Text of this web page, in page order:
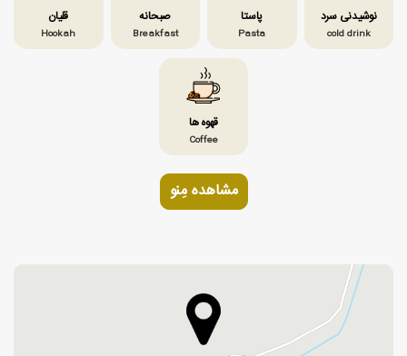
نوشیدنی سرد
cold drink
پاستا
Pasta
صبحانه
Breakfast
قلیان
Hookah
قهوه ها
Coffee
مشاهده مِنو